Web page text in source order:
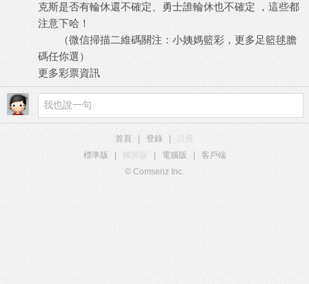
克斯是否有輪休還不確定、勇士誰輪休也不確定 ，這些都
注意下哈！
（微信掃描二維碼關注：小姨媽籃彩，更多足籃毬膽
碼任你選）
更多彩票資訊
首頁 登錄
標準版
觸屏版 電腦版
客戶端
© Comsenz Inc.